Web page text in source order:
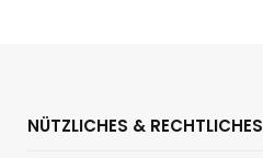
NÜTZLICHES & RECHTLICHES